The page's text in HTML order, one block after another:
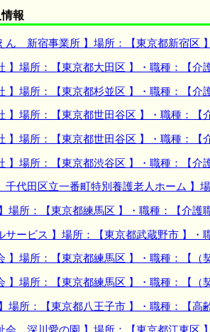
報
新宿事業所 】場所：【東京都新宿区
】場所：【東京都大田区 】・職種：【介
】場所：【東京都杉並区 】・職種：【介
】場所：【東京都世田谷区 】・職種：【
】場所：【東京都世田谷区 】・職種：【
】場所：【東京都渋谷区 】・職種：【介
代田区立一番町特別養護老人ホーム 】
所：【東京都練馬区 】・職種：【介護
ービス 】場所：【東京都武蔵野市 】・
場所：【東京都練馬区 】・職種：【（
場所：【東京都練馬区 】・職種：【（
所：【東京都八王子市 】・職種：【高